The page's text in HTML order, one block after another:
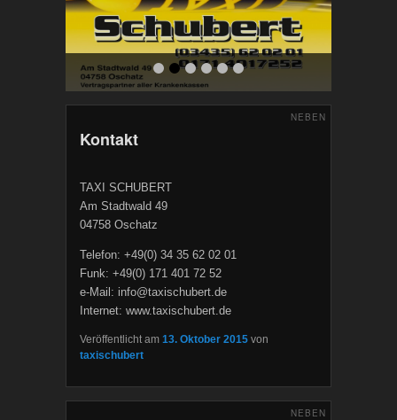
Kontakt
NEBEN
TAXI SCHUBERT
Am Stadtwald 49
04758 Oschatz
Telefon: +49(0) 34 35 62 02 01
Funk: +49(0) 171 401 72 52
e-Mail: info@taxischubert.de
Internet: www.taxischubert.de
Veröffentlicht am 13. Oktober 2015 von
taxischubert
NEBEN